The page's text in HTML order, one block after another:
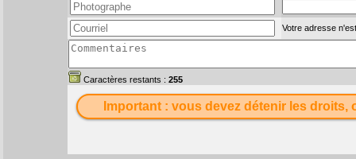
Votre adresse
Caractères restants : 255
Important : vous devez détenir les